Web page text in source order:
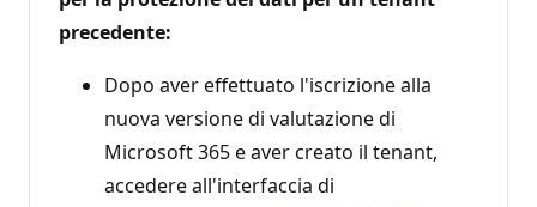
precedente:
Dopo aver effettuato l'iscrizione alla
nuova versione di valutazione di
Microsoft 365 e aver creato il tenant,
accedere all'interfaccia di